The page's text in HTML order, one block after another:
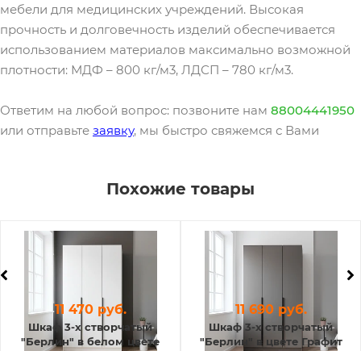
мебели для медицинских учреждений. Высокая
прочность и долговечность изделий обеспечивается
использованием материалов максимально возможной
плотности: МДФ – 800 кг/м3, ЛДСП – 780 кг/м3.
Ответим на любой вопрос: позвоните нам 88004441950
или отправьте заявку, мы быстро свяжемся с Вами
Похожие товары
Шкаф 3-х створчатый
"Берлин" в белом цвете
11 470 руб.
Шкаф 3-х створчатый
"Берлин" в цвете Графит
11 690 руб.